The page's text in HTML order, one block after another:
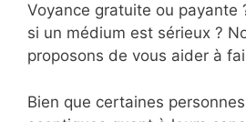
Voyance gratuite ou payante
si un médium est sérieux ?
proposons de vous aider à
Bien que certaines